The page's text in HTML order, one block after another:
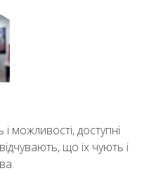
і можливості, доступні
що їх чують і